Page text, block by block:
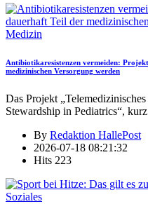
Medizin
Antibiotikaresistenzen vermeiden:
medizinischen Versorgung werden
Das Projekt
Stewardship in Pediatrics“, kurz
By Redaktion HallePost
2026-07-18 08:21:32
Hits 223
Soziales